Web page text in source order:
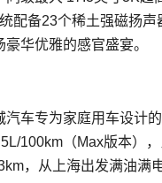
配备23个稀土强磁扬
华优雅的感官盛宴。
车专为家庭用车设计
100km（Max版本）
，从上海出发满油满